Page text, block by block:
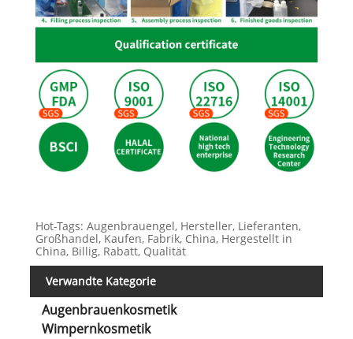
Hot-Tags: Augenbrauengel, Hersteller, Lieferanten,
Großhandel, Kaufen, Fabrik, China, Hergestellt in
China, Billig, Rabatt, Qualität
Verwandte Kategorie
Augenbrauenkosmetik
Wimpernkosmetik